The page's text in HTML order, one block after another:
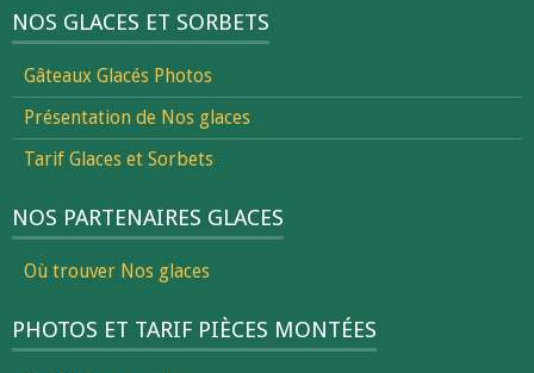
NOS GLACES ET SORBETS
Gâteaux Glacés Photos
Présentation de Nos glaces
Tarif Glaces et Sorbets
NOS PARTENAIRES GLACES
Où trouver Nos glaces
PHOTOS ET TARIF PIÈCES MONTÉES